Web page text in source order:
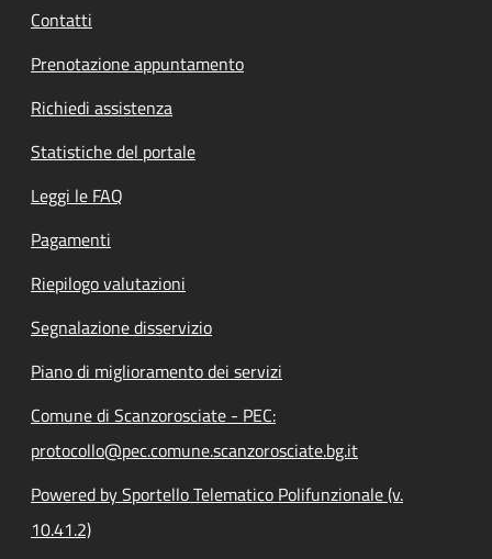
Contatti
Prenotazione appuntamento
Richiedi assistenza
Statistiche del portale
Leggi le FAQ
Pagamenti
Riepilogo valutazioni
Segnalazione disservizio
Piano di miglioramento dei servizi
Comune di Scanzorosciate - PEC:
protocollo@pec.comune.scanzorosciate.bg.it
Powered by Sportello Telematico Polifunzionale (v.
10.41.2)